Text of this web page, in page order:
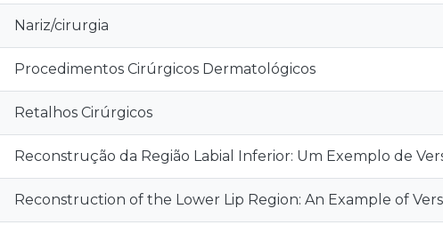
Nariz/cirurgia
Procedimentos Cirúrgicos Dermatológicos
Retalhos Cirúrgicos
Reconstrução da Região Labial Inferior: Um Exemplo de
Reconstruction of the Lower Lip Region: An Example of